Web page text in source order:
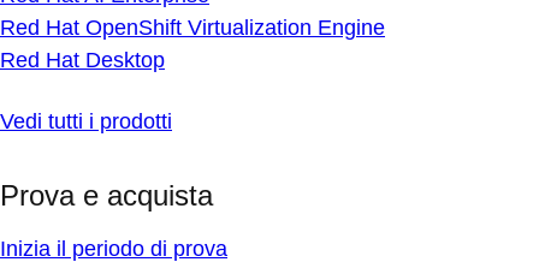
Red Hat OpenShift Virtualization Engine
Red Hat Desktop
Vedi tutti i prodotti
Prova e acquista
Inizia il periodo di prova